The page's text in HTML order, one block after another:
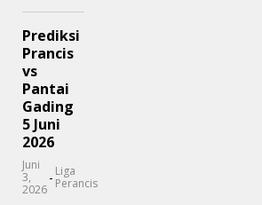
Prediksi
Prancis
vs
Pantai
Gading
5 Juni
2026
Juni
3,
2026
- Liga
Perancis